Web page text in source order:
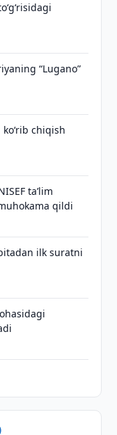
“Lugano”
ko‘rib chiqish
taʼlim
qildi
ilk suratni